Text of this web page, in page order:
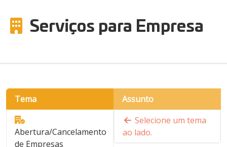
Serviços para Empresa
Tema
Abertura/Cancelamento
de Empresas
Assunto
Selecione um tema
ao lado.